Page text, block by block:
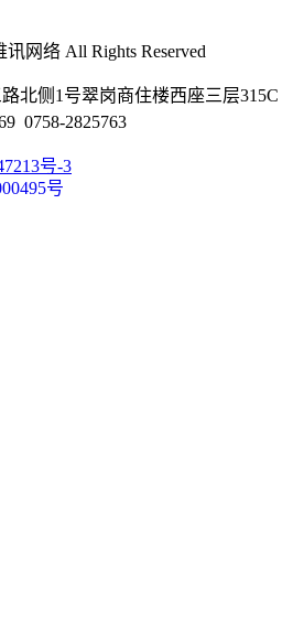
网络 All Rights Reserved
北侧1号翠岗商住楼西座三层315C
0758-2825763
号-3
号